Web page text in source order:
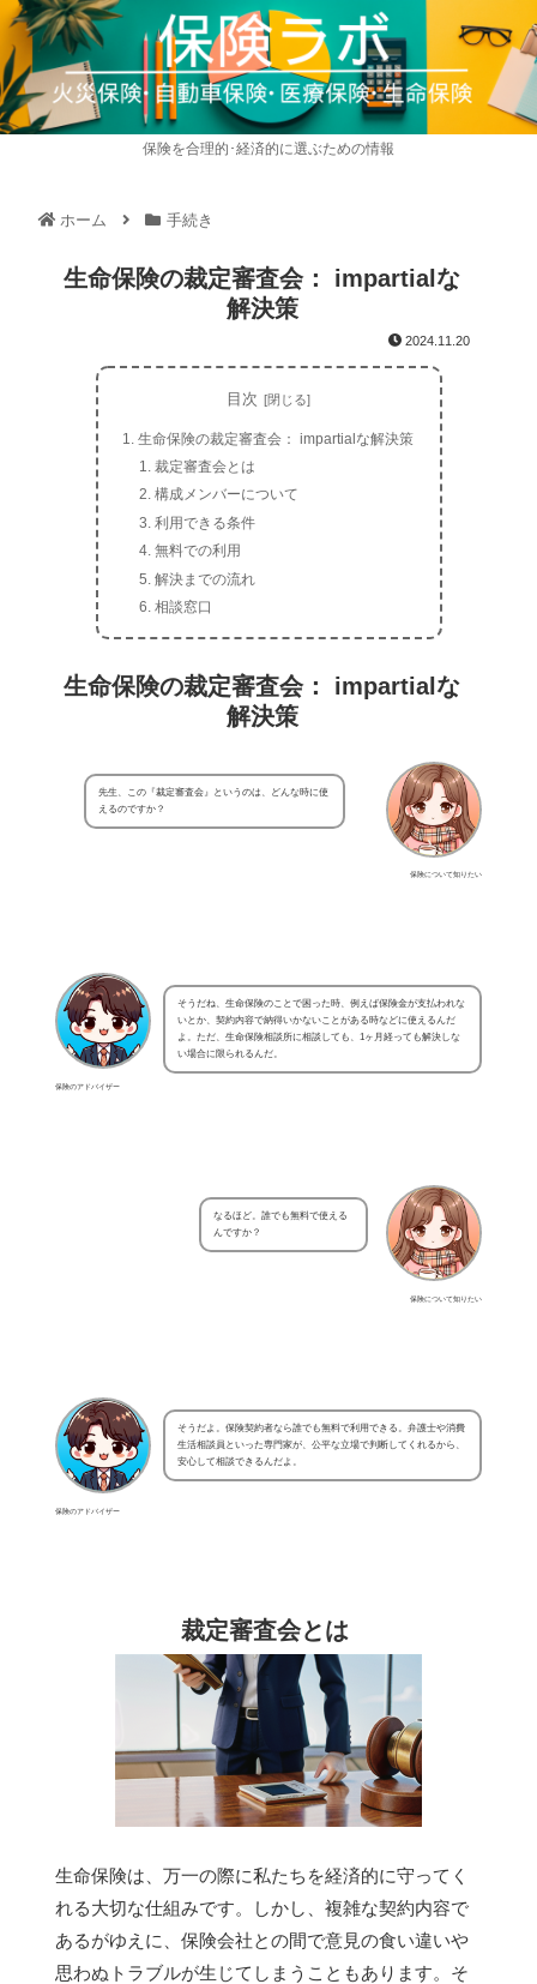
保険を合理的･経済的に選ぶための情報
ホーム 手続き
生命保険の裁定審査会： impartialな
解決策
2024.11.20
目次
生命保険の裁定審査会： impartialな解決策
裁定審査会とは
構成メンバーについて
利用できる条件
無料での利用
解決までの流れ
相談窓口
生命保険の裁定審査会： impartialな
解決策
保険について知りたい
先生、この『裁定審査会』というのは、どんな時に使
えるのですか？
保険のアドバイザー
そうだね、生命保険のことで困った時、例えば保険金が支払われな
いとか、契約内容で納得いかないことがある時などに使えるんだ
よ。ただ、生命保険相談所に相談しても、1ヶ月経っても解決しな
い場合に限られるんだ。
保険について知りたい
なるほど。誰でも無料で使える
んですか？
保険のアドバイザー
そうだよ。保険契約者なら誰でも無料で利用できる。弁護士や消費
生活相談員といった専門家が、公平な立場で判断してくれるから、
安心して相談できるんだよ。
裁定審査会とは
生命保険は、万一の際に私たちを経済的に守ってく
れる大切な仕組みです。しかし、複雑な契約内容で
あるがゆえに、保険会社との間で意見の食い違いや
思わぬトラブルが生じてしまうこともあります。そ